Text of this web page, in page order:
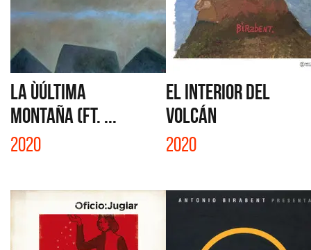
LA ÙúLTIMA
MONTAÑA (FT. ...
2020
EL INTERIOR DEL
VOLCÁN
2020